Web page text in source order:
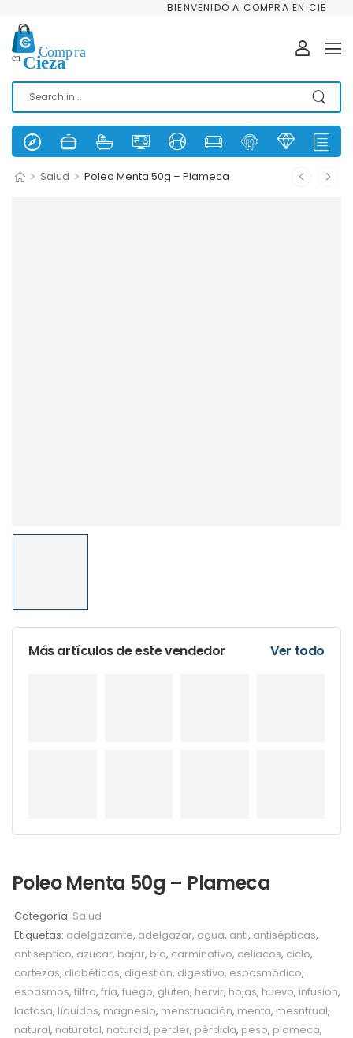
BIENVENIDO A COMPRA EN CIEZA
> Salud > Poleo Menta 50g – Plameca
Más artículos de este vendedor Ver todo
Poleo Menta 50g – Plameca
Categoría: Salud
Etiquetas: adelgazante, adelgazar, agua, anti, antisépticas,
antiseptico, azucar, bajar, bio, carminativo, celiacos, ciclo,
cortezas, diabéticos, digestión, digestivo, espasmódico,
espasmos, filtro, fria, fuego, gluten, hervir, hojas, huevo, infusion,
lactosa, líquidos, magnesio, menstruación, menta, mesntrual,
natural, naturatal, naturcid, perder, pèrdida, peso, plameca,